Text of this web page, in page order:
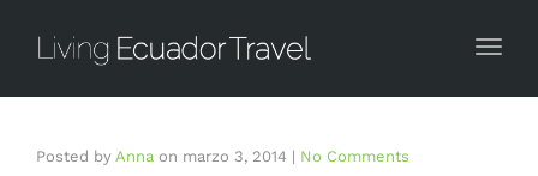
Posted by Anna on marzo 3, 2014 | No Comments